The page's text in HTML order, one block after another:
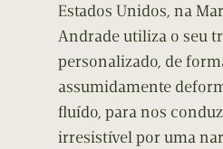
Estados Unidos, na
Andrade utiliza o seu
personalizado, de
assumidamente
fluído, para nos
irresistível por uma